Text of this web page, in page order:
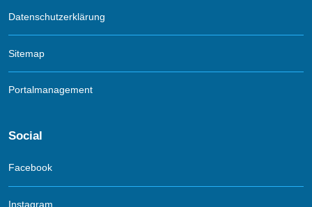
Datenschutzerklärung
Sitemap
Portalmanagement
Social
Facebook
Instagram